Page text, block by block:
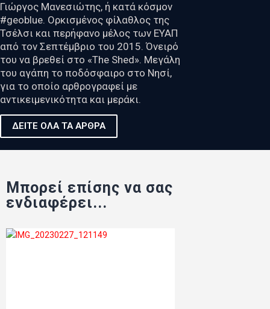
Γιώργος Μανεσιώτης, ή κατά κόσμον
#geoblue. Ορκισμένος φίλαθλος της
Τσέλσι και περήφανο μέλος των ΕΥΑΠ
από τον Σεπτέμβριο του 2015. Όνειρό
του να βρεθεί στο «The Shed». Μεγάλη
του αγάπη το ποδόσφαιρο στο Νησί,
για το οποίο αρθρογραφεί με
αντικειμενικότητα και μεράκι.
ΔΕΙΤΕ ΟΛΑ ΤΑ ΑΡΘΡΑ
Μπορεί επίσης να σας
ενδιαφέρει...